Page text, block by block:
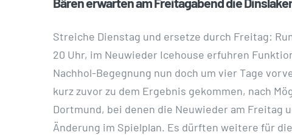
Streiche Dienstag und ersetze durch Freitag:
20 Uhr, im Neuwieder Icehouse erfuhren
Nachhol-Begegnung nun doch um vier Tage
kurz zuvor zu dem Ergebnis gekommen, nach
Dortmund, bei denen die Neuwieder am
Änderung im Spielplan. Es dürften weitere für